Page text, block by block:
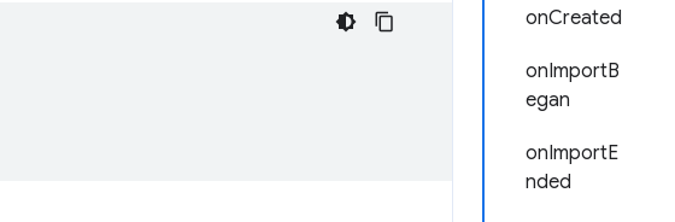
onCreated
onImportB
egan
onImportE
nded